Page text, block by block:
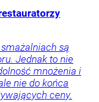
są
Jednak to nie
mnożenia i
nie do końca
ceny.